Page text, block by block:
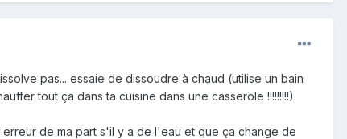
pas... essaie de dissoudre à chaud (utilise un bain
tout ça dans ta cuisine dans une casserole !!!!!!!!!).
de ma part s'il y a de l'eau et que ça change de